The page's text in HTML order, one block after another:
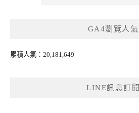
GA4瀏覽人氣
累積人氣：20,181,649
LINE訊息訂閱